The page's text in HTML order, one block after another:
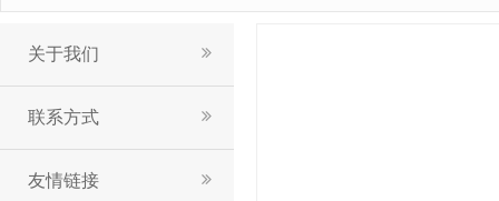
关于我们
联系方式
友情链接